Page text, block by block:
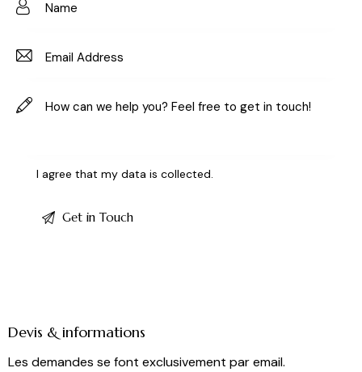
I agree that my data iscollected.
Devis & informations
Les demandes se font exclusivement par email.